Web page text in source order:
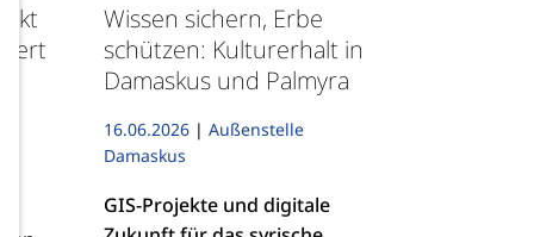
Wissen sichern, Erbe
schützen: Kulturerhalt in
Damaskus und Palmyra
16.06.2026 | Außenstelle
Damaskus
GIS-Projekte und digitale